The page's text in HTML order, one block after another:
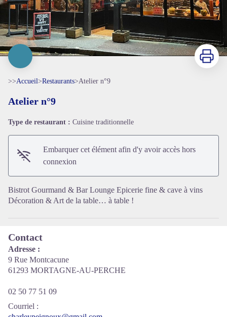
Voir l'image en plein écran
Imprimer
>>Accueil>Restaurants>Atelier n°9
Atelier n°9
Type de restaurant : Cuisine traditionnelle
Embarquer cet élément afin d'y avoir accès hors
connexion
Bistrot Gourmand & Bar Lounge Epicerie fine & cave à vins
Décoration & Art de la table… à table !
Contact
Adresse :
9 Rue Montcacune
61293 MORTAGNE-AU-PERCHE
02 50 77 51 09
Courriel :